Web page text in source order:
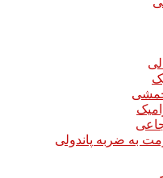
خمشی
به ضربه پاندولی